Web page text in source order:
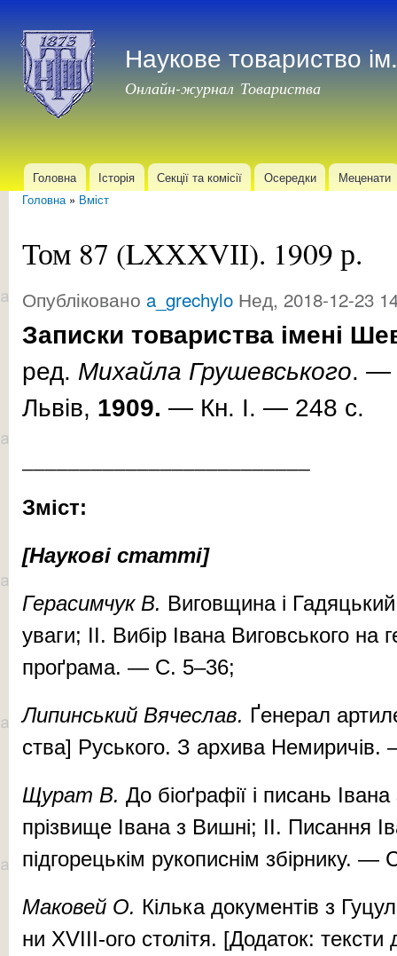
Наукове товариство
Онлайн-журнал Товариства
Головне меню
Головна Історія Секції та комісії Осередки Меценати
Головна» Вміст
Том 87 (LXХXVІІ). 1909 р.
Опубліковано a_grechylo Нед, 2018-12-23
Записки товариства імені
ред. Михайла Грушевського. —
Львів, 1909. — Кн. І. — 248 с.
Зміст:
[Наукові статті]
Ге­ра­сим­чук В. Ви­гов­щи­на і
уваги; II. Вибір Івана Виговського на
проґрама. — С. 5–36;
Ли­пин­ський Вя­чес­лав. Ґе­не­рал
ства] Русь­ко­го. З ар­хи­ва
Щу­рат В. До бі­оґ­ра­фії і пи­сань
прізвище Івана з Вишні; II. Писання
підгорецькім рукописнім збірнику. —
Ма­ко­вей О. Кіль­ка до­ку­мен­тів з
ни XVIII-ого сто­лі­тя. [Додаток: